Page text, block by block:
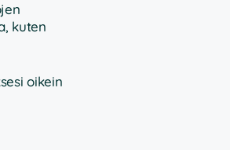
kuten
oikein